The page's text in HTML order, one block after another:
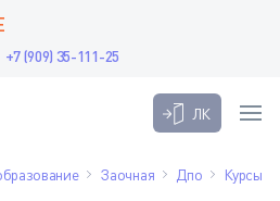
+7 (909) 35-111-25
ЛК
Заочная Дпо
Курсы